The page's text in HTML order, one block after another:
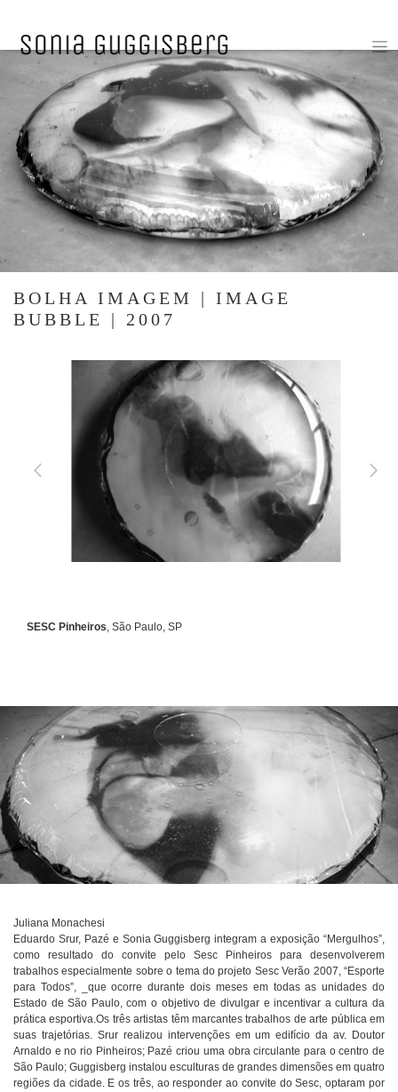
BOLHA IMAGEM | IMAGE
BUBBLE | 2007
SESC Pinheiros, São Paulo, SP
Juliana Monachesi
Eduardo Srur, Pazé e Sonia Guggisberg integram a exposição “Mergulhos”,
como resultado do convite pelo Sesc Pinheiros para desenvolverem
trabalhos especialmente sobre o tema do projeto Sesc Verão 2007, “Esporte
para Todos”, _que ocorre durante dois meses em todas as unidades do
Estado de São Paulo, com o objetivo de divulgar e incentivar a cultura da
prática esportiva.Os três artistas têm marcantes trabalhos de arte pública em
suas trajetórias. Srur realizou intervenções em um edifício da av. Doutor
Arnaldo e no rio Pinheiros; Pazé criou uma obra circulante para o centro de
São Paulo; Guggisberg instalou esculturas de grandes dimensões em quatro
regiões da cidade. E os três, ao responder ao convite do Sesc, optaram por